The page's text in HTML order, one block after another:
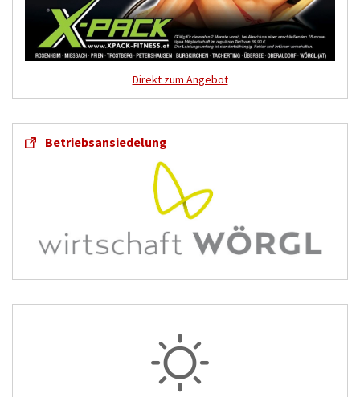
Direkt zum Angebot
Betriebsansiedelung